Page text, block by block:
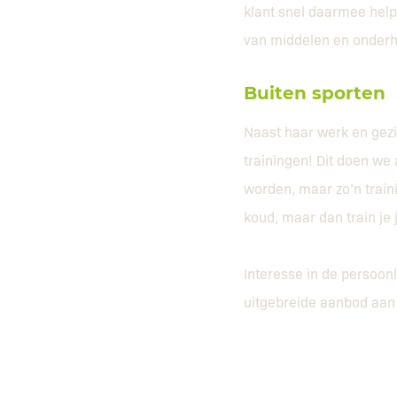
klant snel daarmee
van middelen en
Buiten sporten
Naast haar werk en
trainingen! Dit doen
worden, maar zo’n
koud, maar dan train je
Interesse in de
uitgebreide aanbod